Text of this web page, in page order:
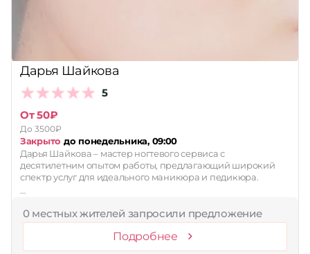
Дарья Шайкова
5
От 50₽
До 3500₽
Закрыто до понедельника, 09:00
Дарья Шайкова – мастер ногтевого сервиса с
десятилетним опытом работы, предлагающий широкий
спектр услуг для идеального маникюра и педикюра.
…
0 местных жителей запросили предложение
Подробнее